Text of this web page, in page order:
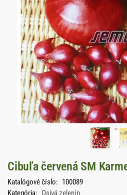
Cibuľa červená SM
Katalógové číslo: 100089
Kategória: Osivá zelenín